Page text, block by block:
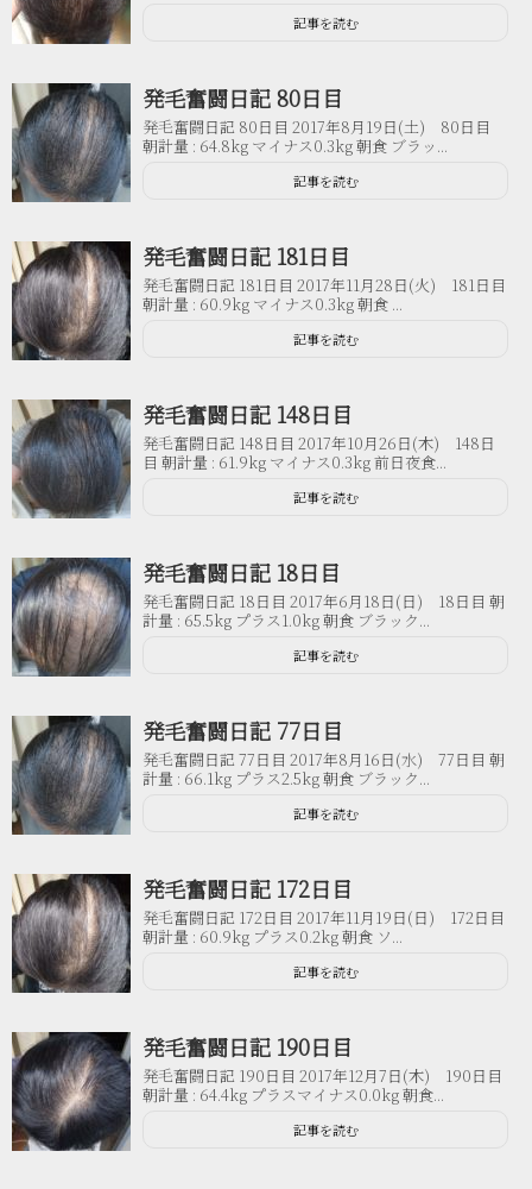
記事を読む
発毛奮闘日記 80日目
発毛奮闘日記 80日目 2017年8月19日(土) 80日目
朝計量 : 64.8kg マイナス0.3kg 朝食 ブラッ...
記事を読む
発毛奮闘日記 181日目
発毛奮闘日記 181日目 2017年11月28日(火) 181日目
朝計量 : 60.9kg マイナス0.3kg 朝食 ...
記事を読む
発毛奮闘日記 148日目
発毛奮闘日記 148日目 2017年10月26日(木) 148日
目 朝計量 : 61.9kg マイナス0.3kg 前日夜食...
記事を読む
発毛奮闘日記 18日目
発毛奮闘日記 18日目 2017年6月18日(日) 18日目 朝
計量 : 65.5kg プラス1.0kg 朝食 ブラック...
記事を読む
発毛奮闘日記 77日目
発毛奮闘日記 77日目 2017年8月16日(水) 77日目 朝
計量 : 66.1kg プラス2.5kg 朝食 ブラック...
記事を読む
発毛奮闘日記 172日目
発毛奮闘日記 172日目 2017年11月19日(日) 172日目
朝計量 : 60.9kg プラス0.2kg 朝食 ソ...
記事を読む
発毛奮闘日記 190日目
発毛奮闘日記 190日目 2017年12月7日(木) 190日目
朝計量 : 64.4kg プラスマイナス0.0kg 朝食...
記事を読む